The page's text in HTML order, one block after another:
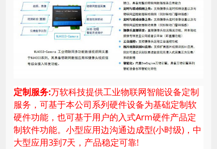
定制服务:万软科技提供工业物联网智能设备定制
服务，可基于本公司系列硬件设备为基础定制软
硬件功能，也可基于用户的入式Arm硬件产品定
制软件功能。小型应用边沟通边成型(小时级)，中
大型应用3到7天，产品稳定可靠!